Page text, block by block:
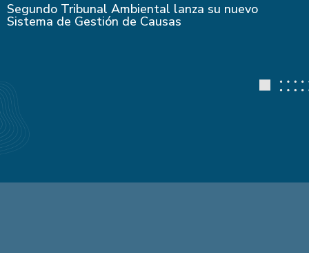
Segundo Tribunal Ambiental lanza su nuevo
Sistema de Gestión de Causas